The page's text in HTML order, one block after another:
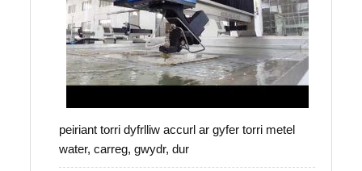
peiriant torri dyfrlliw accurl ar gyfer torri metel
water, carreg, gwydr, dur